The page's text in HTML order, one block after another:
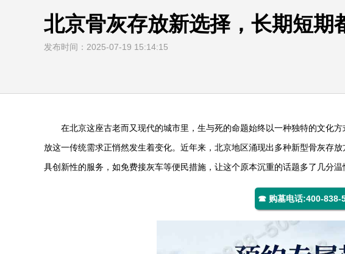
北京骨灰存放新选择，长期短期
发布时间：2025-07-19 15:14:15
在北京这座古老而又现代的城市里，生与死的命题始终以一种独特的文化
放这一传统需求正悄然发生着变化。近年来，北京地区涌现出多种新型骨灰存
具创新性的服务，如免费接灰车等便民措施，让这个原本沉重的话题多了几分温
☎ 购墓电话:400-838-